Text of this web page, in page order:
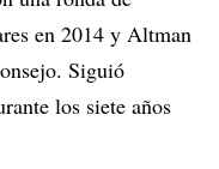
en 2014 y Altman
Siguió
los siete años